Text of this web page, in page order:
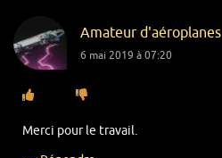
Amateur d'aéroplanes
6 mai 2019 à 07:20
Merci pour le travail.